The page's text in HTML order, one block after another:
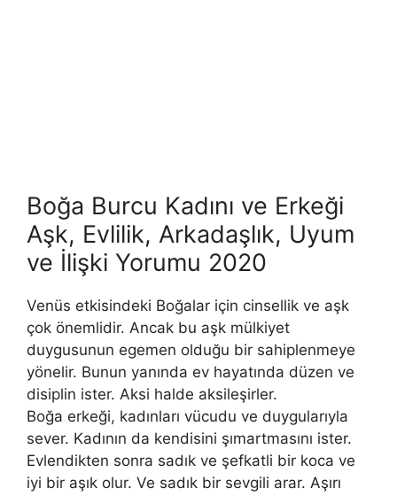
Boğa Burcu Kadını ve Erkeği
Aşk, Evlilik, Arkadaşlık, Uyum
ve İlişki Yorumu 2020
Venüs etkisindeki Boğalar için cinsellik ve aşk
çok önemlidir. An­cak bu aşk mülkiyet
duygusunun egemen olduğu bir sahiplenmeye
yö­nelir. Bunun yanında ev hayatında düzen ve
disiplin ister. Aksi halde aksileşirler.
Boğa erkeği, kadınları vücudu ve duygularıyla
sever. Kadının da kendisini şımartmasını ister.
Evlendikten sonra sadık ve şefkatli bir koca ve
iyi bir aşık olur. Ve sadık bir sevgili arar. Aşırı